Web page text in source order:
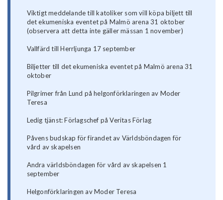
Viktigt meddelande till katoliker som vill köpa biljett till
det ekumeniska eventet på Malmö arena 31 oktober
(observera att detta inte gäller mässan 1 november)
Vallfärd till Herrljunga 17 september
Biljetter till det ekumeniska eventet på Malmö arena 31
oktober
Pilgrimer från Lund på helgonförklaringen av Moder
Teresa
Ledig tjänst: Förlagschef på Veritas Förlag
Påvens budskap för firandet av Världsböndagen för
vård av skapelsen
Andra världsböndagen för vård av skapelsen 1
september
Helgonförklaringen av Moder Teresa